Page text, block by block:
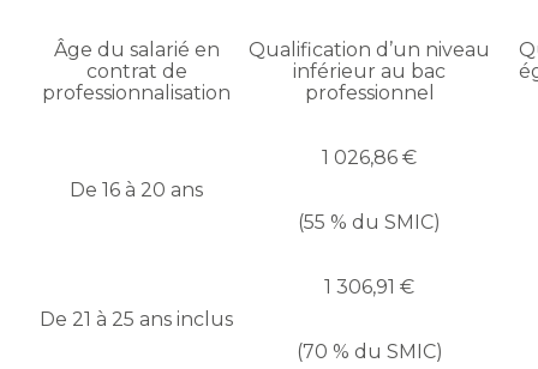
Âge du salarié en
contrat de
professionnalisation
Qualification d’un niveau
inférieur au bac
professionnel
De 16 à 20 ans
1 026,86 €
(55 % du SMIC)
De 21 à 25 ans inclus
1 306,91 €
(70 % du SMIC)